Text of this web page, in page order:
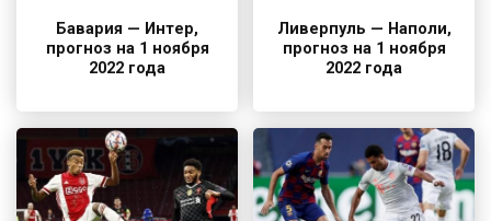
Бавария — Интер,
прогноз на 1 ноября
2022 года
Ливерпуль — Наполи,
прогноз на 1 ноября
2022 года